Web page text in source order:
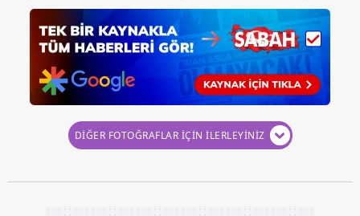
DİĞER FOTOĞRAFLAR İÇİN İLERLEYİNİZ